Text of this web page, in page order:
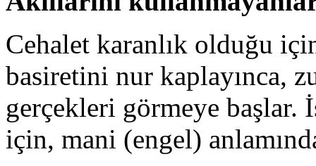
Cehalet karanlık olduğu
basiretini nur kaplayınca,
gerçekleri görmeye başlar.
için, mani (engel)